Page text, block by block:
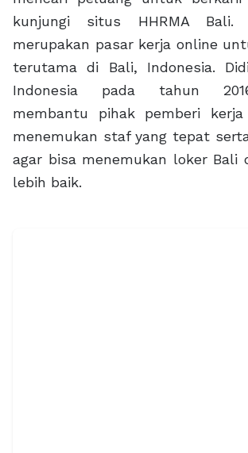
kunjungi situs HHRMA Bali.
merupakan pasar kerja online
terutama di Bali, Indonesia.
Indonesia pada tahun
membantu pihak pemberi
menemukan staf yang tepat
agar bisa menemukan loker Bali
lebih baik.